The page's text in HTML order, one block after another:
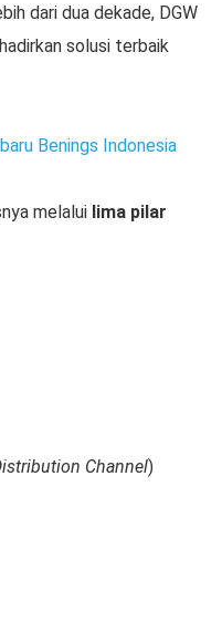
dari dua dekade, DGW
solusi terbaik
Benings Indonesia
melalui lima pilar
Channel)